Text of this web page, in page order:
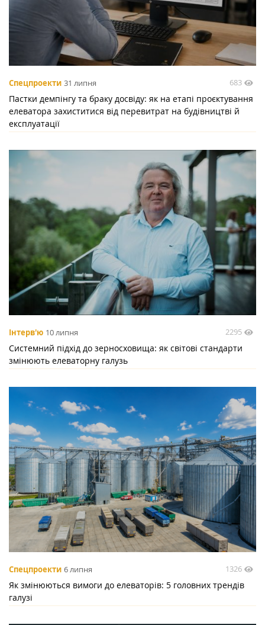
Спецпроекти 31 липня 683
Пастки демпінгу та браку досвіду: як на етапі проєктування
елеватора захиститися від перевитрат на будівництві й
експлуатації
Інтерв'ю 10 липня 2295
Системний підхід до зерносховища: як світові стандарти
змінюють елеваторну галузь
Спецпроекти 6 липня 1326
Як змінюються вимоги до елеваторів: 5 головних трендів
галузі